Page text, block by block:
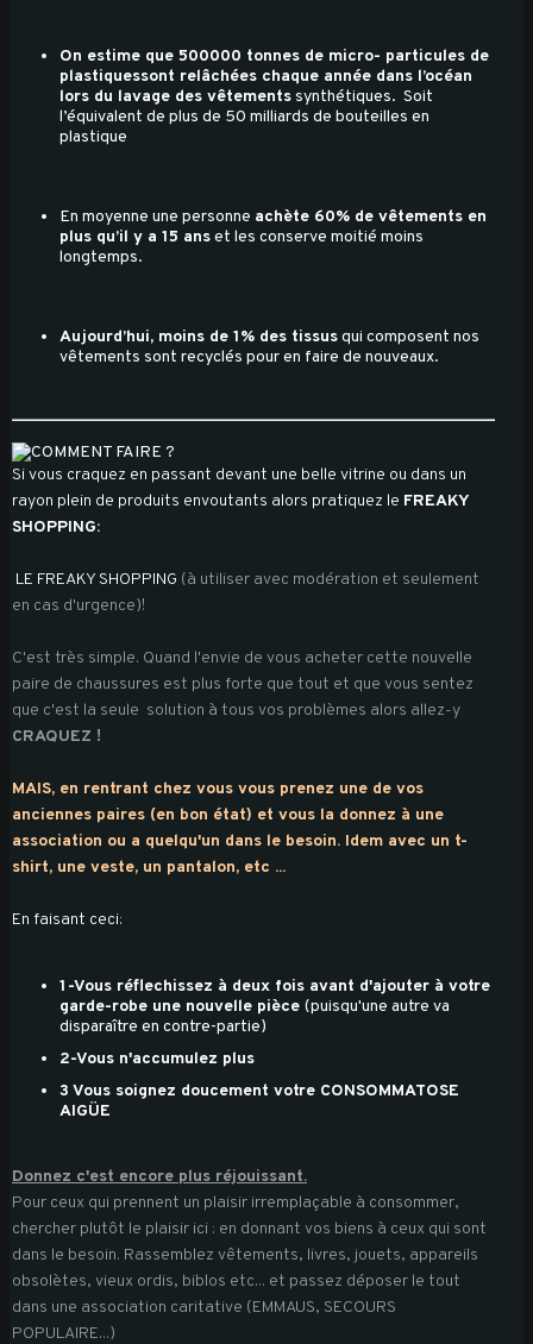
On estime que 500000 tonnes de micro- particules de
plastiquessont relâchées chaque année dans l’océan
lors du lavage des vêtementssynthétiques. Soit
l’équivalent de plus de 50 milliards de bouteilles en
plastique
En moyenne une personne achète 60% de vêtements en
plus qu’il y a 15 anset les conserve moitié moins
longtemps.
Aujourd’hui, moins de 1% des tissusqui composent nos
vêtements sont recyclés pour en faire de nouveaux.
Si vous craquez en passant devant une belle vitrine ou dans un
rayon plein de produits envoutants alors pratiquez le FREAKY
SHOPPING:
LE FREAKY SHOPPING (à utiliser avec modération et seulement
en cas d'urgence)!
C'est très simple. Quand l'envie de vous acheter cette nouvelle
paire de chaussures est plus forte que tout et que vous sentez
que c'est la seule solution à tous vos problèmes alors allez-y
CRAQUEZ !
MAIS, en rentrant chez vous vous prenez une de vos
anciennes paires (en bon état) et vous la donnez à une
association ou a quelqu'un dans le besoin. Idem avec un t-
shirt, une veste, un pantalon, etc ...
En faisant ceci:
1-Vous réflechissez à deux fois avant d'ajouter à votre
garde-robe une nouvelle pièce (puisqu'une autre va
disparaître en contre-partie)
2-Vous n'accumulez plus
3 Vous soignez doucement votre CONSOMMATOSE
AIGÜE
Donnez c'est encore plus réjouissant.
Pour ceux qui prennent un plaisir irremplaçable à consommer,
chercher plutôt le plaisir ici : en donnant vos biens à ceux qui sont
dans le besoin. Rassemblez vêtements, livres, jouets, appareils
obsolètes, vieux ordis, biblos etc... et passez déposer le tout
dans une association caritative (EMMAUS, SECOURS
POPULAIRE...)